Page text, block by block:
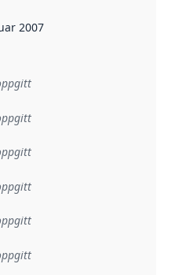
seier når dataa i dette
2007